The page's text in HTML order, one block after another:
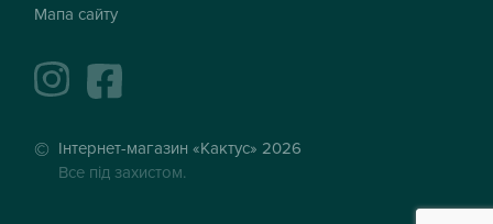
Мапа сайту
instagramfacebook
Інтернет-магазин «Кактус» 2026
Все під захистом.